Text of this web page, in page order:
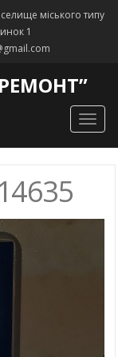
міського типу
1